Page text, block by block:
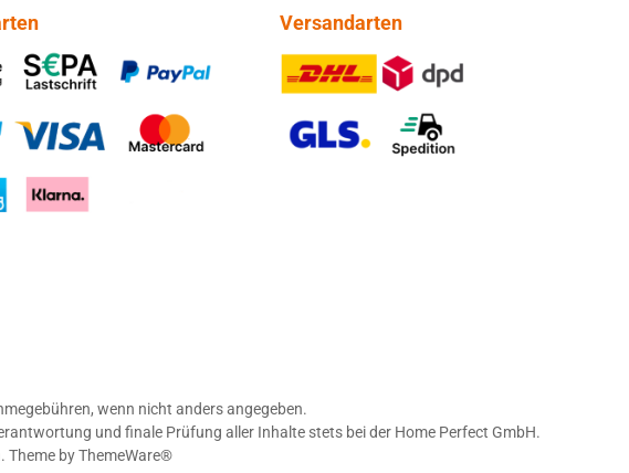
Lastschrift, PayPal
Versandarten
wenn nicht anders angegeben.
und finale Prüfung aller Inhalte stets bei der Home Perfect GmbH.
Theme byThemeWare®